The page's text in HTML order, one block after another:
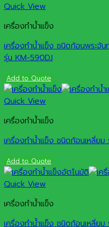
Quick View
เครื่องทำน้ำแข็ง
เครื่องทำน้ำแข็ง ชนิดก้อนพระจั
รุ่น KM-590DJ
Add to Quote
Quick View
เครื่องทำน้ำแข็ง
เครื่องทำน้ำแข็ง ชนิดก้อนเหลี่ย
Add to Quote
Quick View
เครื่องทำน้ำแข็ง
เครื่องทำน้ำแข็ง ชนิดก้อนเหลี่ยม